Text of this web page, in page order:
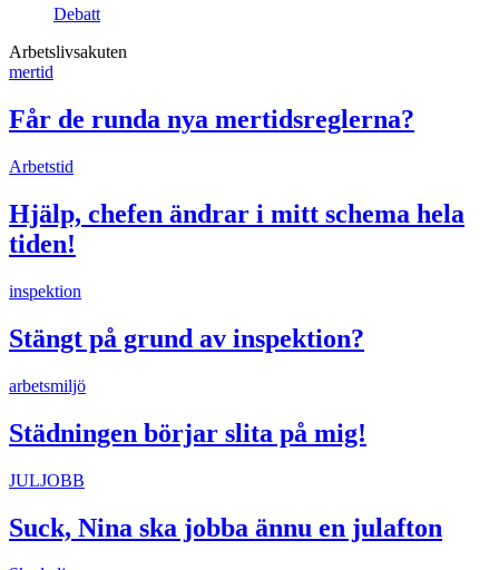
Debatt
Arbetslivsakuten
mertid
Får de runda nya mertidsreglerna?
Arbetstid
Hjälp, chefen ändrar i mitt schema hela
tiden!
inspektion
Stängt på grund av inspektion?
arbetsmiljö
Städningen börjar slita på mig!
JULJOBB
Suck, Nina ska jobba ännu en julafton